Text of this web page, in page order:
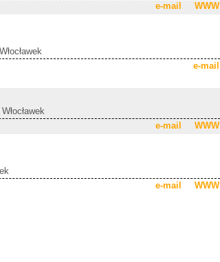
e-mail WWW
e-mail
e-mail WWW
e-mail WWW